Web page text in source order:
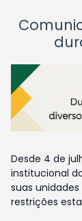
Desde 4 de
institucional
suas
restrições